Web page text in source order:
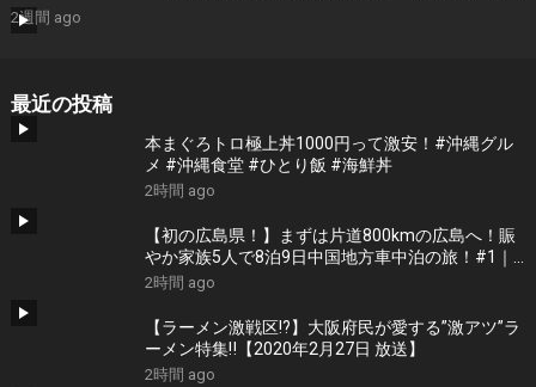
2週間 ago
最近の投稿
本まぐろトロ極上丼1000円って激安！#沖縄グル
メ #沖縄食堂 #ひとり飯 #海鮮丼
2時間 ago
【初の広島県！】まずは片道800kmの広島へ！賑
やか家族5人で8泊9日中国地方車中泊の旅！#1｜
風情溢れる尾道と家族大絶賛のご当地ラーメン｜
全国制覇！＞
2時間 ago
【ラーメン激戦区!?】大阪府民が愛する”激アツ”ラ
ーメン特集‼︎【2020年2月27日 放送】
2時間 ago